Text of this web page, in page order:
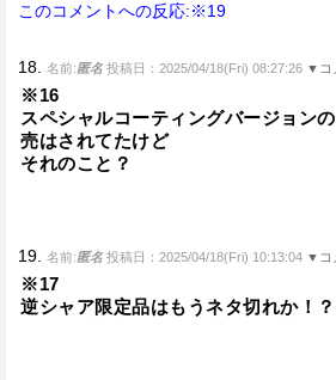
このコメントへの反応:※19
18. 名前:匿名 投稿日：2025/04/18(Fri) 08:27:26 ▼コ
※16
スペシャルコーティングバージョン
売はされてたけど
それのこと？
19. 名前:匿名 投稿日：2025/04/18(Fri) 10:13:04 ▼コ
※17
逆シャア限定品はもうネタ切れか！